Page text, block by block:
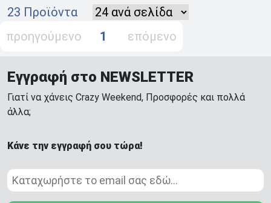
23 Προϊόντα
προηγούμενο
1 επόμενο
Εγγραφή στο NEWSLETTER
Γιατί να χάνεις Crazy Weekend, Προσφορές και πολλά
άλλα;
Κάνε την εγγραφή σου τώρα!